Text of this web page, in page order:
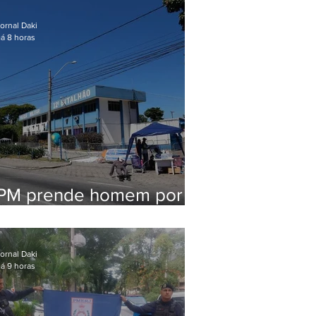
Maricá
prende homem por
Daki
8 horas
Daki
9 horas